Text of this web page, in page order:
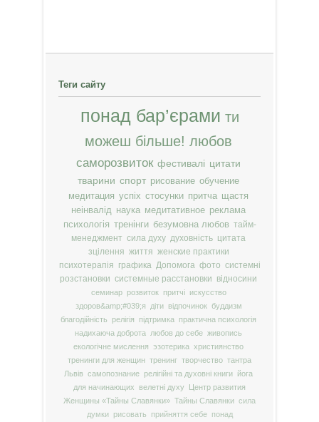
Теги сайту
понад бар’єрами ти
можеш більше! любов
саморозвиток фестивалі цитати
тварини спорт рисование обучение
медитация успіх стосунки притча щастя
неінвалід наука медитативное реклама
психологія тренінги безумовна любов тайм-
менеджмент сила духу духовність цитата
зцілення життя женские практики
психотерапія графика Допомога фото системні
розстановки системные расстановки відносини
семинар розвиток притчі
искусство
здоров&amp;#039;я
діти відпочинок буддизм
благодійність
релігія підтримка
практична психологія
надихаюча доброта
любов до себе живопись
екологічне мислення
эзотерика християнство
тренинги для женщин тренинг творчество тантра
Львів самопознание релігійні та духовні книги йога
для начинающих
велетні духу
Центр развития
Женщины «Тайны Славянки» Тайны Славянки сила
думки
рисовать прийняття себе
понад